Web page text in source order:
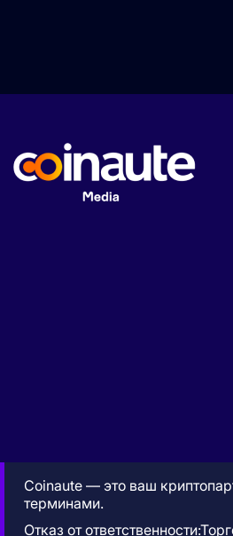
Coinaute — это ваш
терминами.
Отказ от